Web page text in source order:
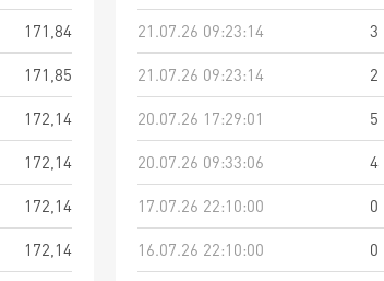
171,84
171,85
172,14
172,14
172,14
172,14
21.07.26 09:23:14
3
21.07.26 09:23:14
2
20.07.26 17:29:01
5
20.07.26 09:33:06
4
17.07.26 22:10:00
0
16.07.26 22:10:00
0